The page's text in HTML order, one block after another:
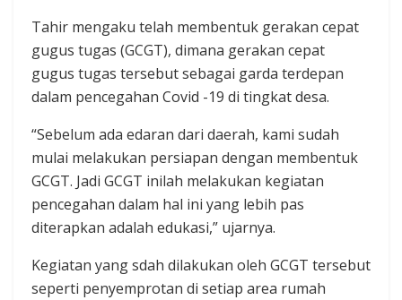
Tahir mengaku telah membentuk gerakan cepat
gugus tugas (GCGT), dimana gerakan cepat
gugus tugas tersebut sebagai garda terdepan
dalam pencegahan Covid -19 di tingkat desa.
“Sebelum ada edaran dari daerah, kami sudah
mulai melakukan persiapan dengan membentuk
GCGT. Jadi GCGT inilah melakukan kegiatan
pencegahan dalam hal ini yang lebih pas
diterapkan adalah edukasi,” ujarnya.
Kegiatan yang sdah dilakukan oleh GCGT tersebut
seperti penyemprotan di setiap area rumah